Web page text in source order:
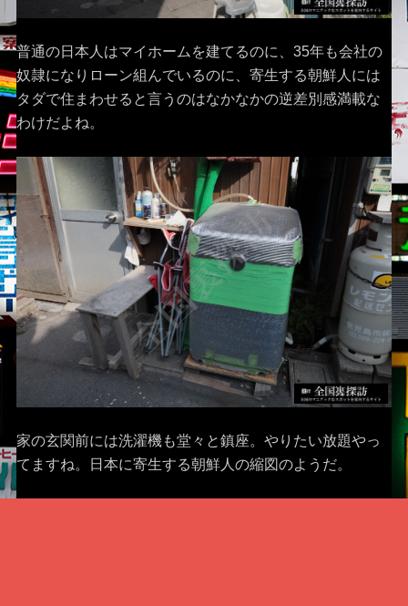
普通の日本人はマイホームを建てるのに、35年も会社の
奴隷になりローン組んでいるのに、寄生する朝鮮人には
タダで住まわせると言うのはなかなかの逆差別感満載な
わけだよね。
家の玄関前には洗濯機も堂々と鎮座。やりたい放題やっ
てますね。日本に寄生する朝鮮人の縮図のようだ。